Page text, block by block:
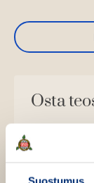
Osta
OK